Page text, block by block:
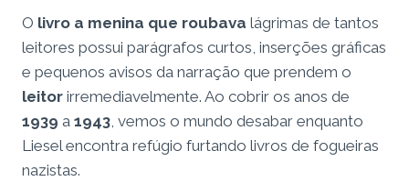
O livro a menina que roubava lágrimas de tantos
leitores possui parágrafos curtos, inserções gráficas
e pequenos avisos da narração que prendem o
leitor irremediavelmente. Ao cobrir os anos de
1939 a 1943 , vemos o mundo desabar enquanto
Liesel encontra refúgio furtando livros de fogueiras
nazistas.